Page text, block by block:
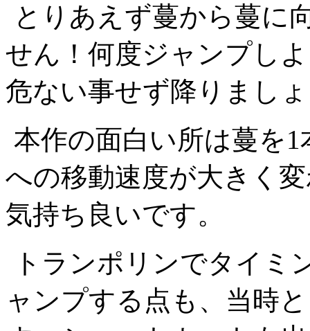
とりあえず蔓から蔓に
せん！何度ジャンプし
危ない事せず降りまし
本作の面白い所は蔓を
への移動速度が大きく
気持ち良いです。
トランポリンでタイミ
ャンプする点も、当時